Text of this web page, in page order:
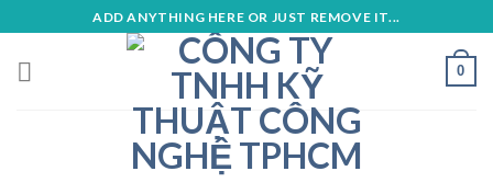
to
content
ADD ANYTHING HERE OR JUST REMOVE IT...
0